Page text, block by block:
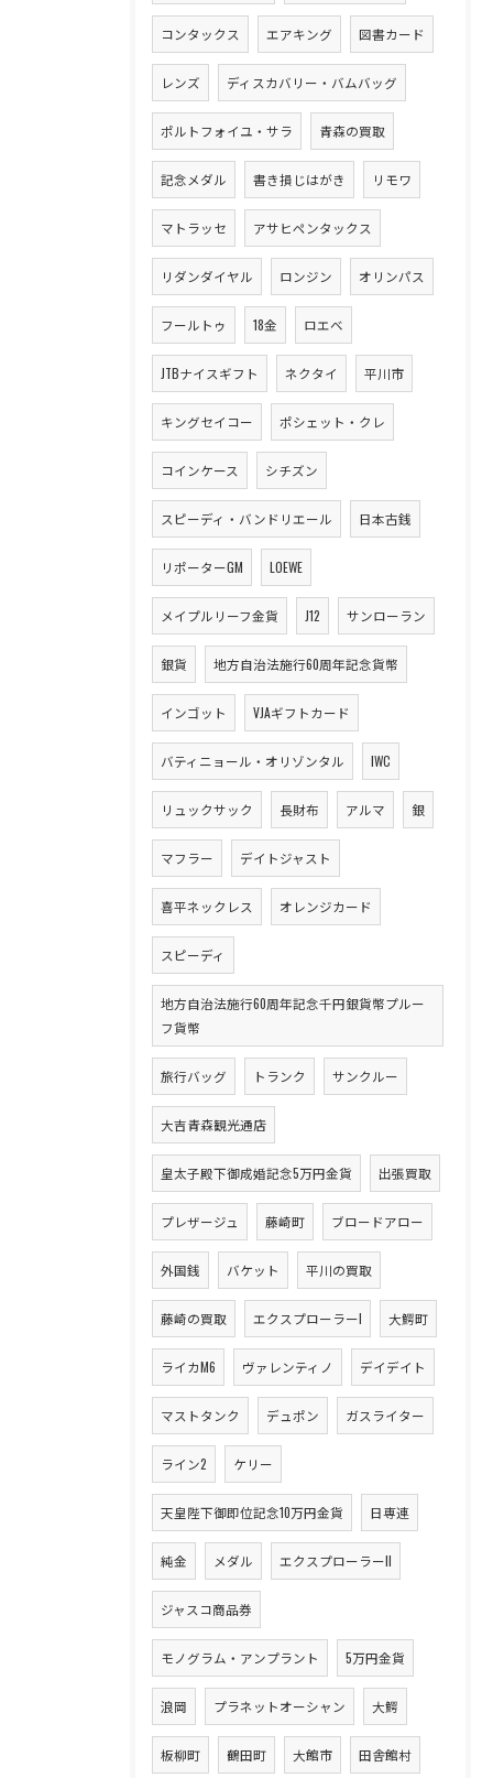
コンタックス エアキング 図書カード
レンズ ディスカバリー・バムバッグ
ポルトフォイユ・サラ 青森の買取
記念メダル 書き損じはがき リモワ
マトラッセ アサヒペンタックス
リダンダイヤル ロンジン オリンパス
フールトゥ 18金 ロエベ
JTBナイスギフト ネクタイ 平川市
キングセイコー ポシェット・クレ
コインケース シチズン
スピーディ・バンドリエール 日本古銭
リポーターGM LOEWE
メイプルリーフ金貨 J12 サンローラン
銀貨 地方自治法施行60周年記念貨幣
インゴット VJAギフトカード
バティニョール・オリゾンタル IWC
リュックサック 長財布 アルマ 銀
マフラー デイトジャスト
喜平ネックレス オレンジカード
スピーディ
地方自治法施行60周年記念千円銀貨幣プルー
フ貨幣
旅行バッグ トランク サンクルー
大吉青森観光通店
皇太子殿下御成婚記念5万円金貨 出張買取
プレザージュ 藤崎町 ブロードアロー
外国銭 バケット 平川の買取
藤崎の買取 エクスプローラーI 大鰐町
ライカM6 ヴァレンティノ デイデイト
マストタンク デュポン ガスライター
ライン2 ケリー
天皇陛下御即位記念10万円金貨 日専連
純金 メダル エクスプローラーII
ジャスコ商品券
モノグラム・アンプラント 5万円金貨
浪岡 プラネットオーシャン 大鰐
板柳町 鶴田町 大館市 田舎館村